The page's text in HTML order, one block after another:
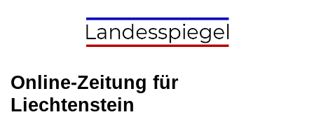
Online-Zeitung für
Liechtenstein